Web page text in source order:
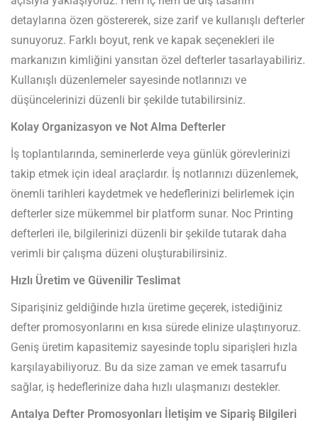
detaylarına özen göstererek, size zarif ve kullanışlı defterler
sunuyoruz. Farklı boyut, renk ve kapak seçenekleri ile
markanızın kimliğini yansıtan özel defterler tasarlayabiliriz.
Kullanışlı düzenlemeler sayesinde notlarınızı ve
düşüncelerinizi düzenli bir şekilde tutabilirsiniz.
Kolay Organizasyon ve Not Alma Defterler
İş toplantılarında, seminerlerde veya günlük görevlerinizi
takip etmek için ideal araçlardır. İş notlarınızı düzenlemek,
önemli tarihleri kaydetmek ve hedeflerinizi belirlemek için
defterler size mükemmel bir platform sunar. Noc Printing
defterleri ile, bilgilerinizi düzenli bir şekilde tutarak daha
verimli bir çalışma düzeni oluşturabilirsiniz.
Hızlı Üretim ve Güvenilir Teslimat
Siparişiniz geldiğinde hızla üretime geçerek, istediğiniz
defter promosyonlarını en kısa sürede elinize ulaştırıyoruz.
Geniş üretim kapasitemiz sayesinde toplu siparişleri hızla
karşılayabiliyoruz. Bu da size zaman ve emek tasarrufu
sağlar, iş hedeflerinize daha hızlı ulaşmanızı destekler.
Antalya Defter Promosyonları İletişim ve Sipariş Bilgileri